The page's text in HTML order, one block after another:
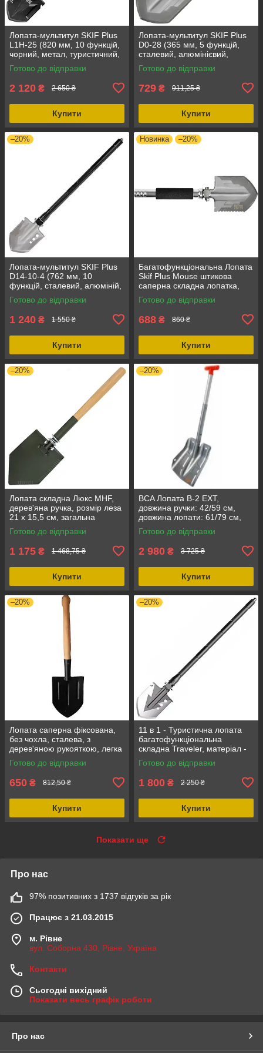
Лопата-мультитул SKIF Plus
L1H-25 (820 мм, 10 функцій,
чорний, метал, туристичний,
тактичний)
Готово до відправки
2 120 ₴ 2 650 ₴
Купити
Лопата-мультитул SKIF Plus
D0-28 (365 мм, 5 функцій,
сталевий, алюмінієвий,
туристичний, тактичний)
Готово до відправки
729 ₴ 911,25 ₴
Купити
–20%
Лопата-мультитул SKIF Plus
D14-10-4 (762 мм, 10
функцій, сталевий, алюміній,
розбірна конструкція)
Готово до відправки
1 240 ₴ 1 550 ₴
Купити
Новинка –20%
Багатофункціональна Лопата
Skif Plus Mouse штикова
саперна складна лопатка,
чорний, алюміній, 365 мм
Готово до відправки
688 ₴ 860 ₴
Купити
–20%
Лопата складна Люкс MHF,
дерев'яна ручка, розмір леза
21 х 15,5 см, загальна
довжина 60 см, туристична
Готово до відправки
1 175 ₴ 1 468,75 ₴
Купити
–20%
BCA Лопата B-2 EXT,
довжина ручки: 42/59 см,
довжина лопати: 61/79 см,
вага: 723 г, розміри совка: 28
см х 25 см
Готово до відправки
2 980 ₴ 3 725 ₴
Купити
–20%
Лопата саперна фіксована,
без чохла, сталевa, з
дерев'яною рукояткою, легка
та компактна
Готово до відправки
650 ₴ 812,50 ₴
Купити
–20%
11 в 1 - Туристична лопата
багатофункціональна
складна Traveler, матеріал -
нержавіюча сталь, розмір -
760
Готово до відправки
1 800 ₴ 2 250 ₴
Купити
Показати ще
Про нас
97% позитивних з 1737 відгуків за рік
Працює з 21.03.2015
м. Рівне
вул. Соборна 430, Рівне, Україна
Контакти
Сьогодні вихідний
Показати весь графік роботи
Про нас